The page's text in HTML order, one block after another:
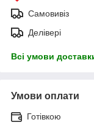
Самовивіз
Делівері
Всі умови
Умови оплати
Готівкою